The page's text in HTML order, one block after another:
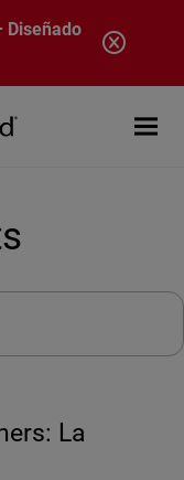
Diseñado
Open
La